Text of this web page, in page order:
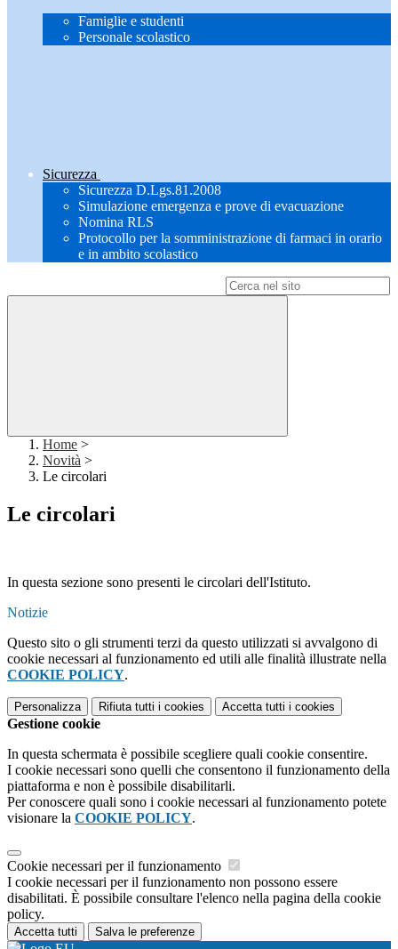
Famiglie e studenti
Personale scolastico
Sicurezza
Sicurezza D.Lgs.81.2008
Simulazione emergenza e prove di evacuazione
Nomina RLS
Protocollo per la somministrazione di farmaci in orario
e in ambito scolastico
Home >
Novità >
Le circolari
Le circolari
In questa sezione sono presenti le circolari dell'Istituto.
Notizie
Questo sito o gli strumenti terzi da questo utilizzati si avvalgono di
cookie necessari al funzionamento ed utili alle finalità illustrate nella
COOKIE POLICY.
Personalizza Rifiuta tutti i cookies Accetta tutti i cookies
Gestione cookie
In questa schermata è possibile scegliere quali cookie consentire.
I cookie necessari sono quelli che consentono il funzionamento della
piattaforma e non è possibile disabilitarli.
Per conoscere quali sono i cookie necessari al funzionamento potete
visionare la COOKIE POLICY.
Cookie necessari per il funzionamento
I cookie necessari per il funzionamento non possono essere
disabilitati. È possibile consultare l'elenco nella pagina della cookie
policy.
Accetta tutti Salva le preferenze